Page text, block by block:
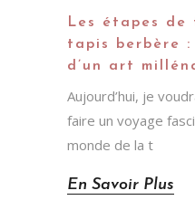
Les étapes
tapis berbère :
d’un art
Aujourd’hui, je
faire un voyage
monde de la t
En Savoir Plus